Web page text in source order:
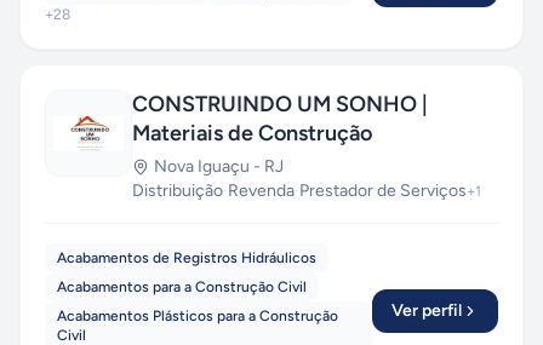
+28
CONSTRUINDO UM SONHO |
Materiais de Construção
Nova Iguaçu - RJ
Distribuição·Revenda·Prestador de Serviços+1
Acabamentos de Registros Hidráulicos
Acabamentos para a Construção Civil
Acabamentos Plásticos para a Construção
Civil
Ver perfil